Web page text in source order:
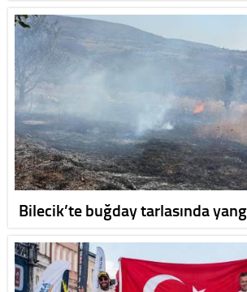
Bilecik’te buğday tarlasında